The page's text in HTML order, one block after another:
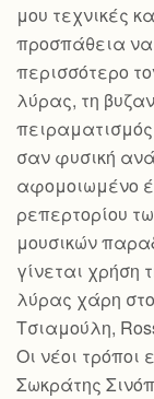
μου τεχνικές
προσπάθεια
περισσότερο
λύρας, τη
σαν φυσική
αφομοιωμένο
ρεπερτορίου
μουσικών
γίνεται χρήση
λύρας χάρη
Τσιαμούλη,
Οι νέοι
Σωκράτης